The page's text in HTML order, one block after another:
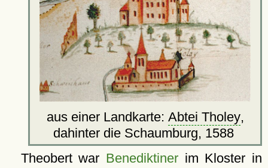
aus einer Landkarte: Abtei Tholey,
dahinter die Schaumburg, 1588
Theobert war Benediktiner im Kloster in